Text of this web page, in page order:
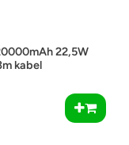
22,5W
kabel